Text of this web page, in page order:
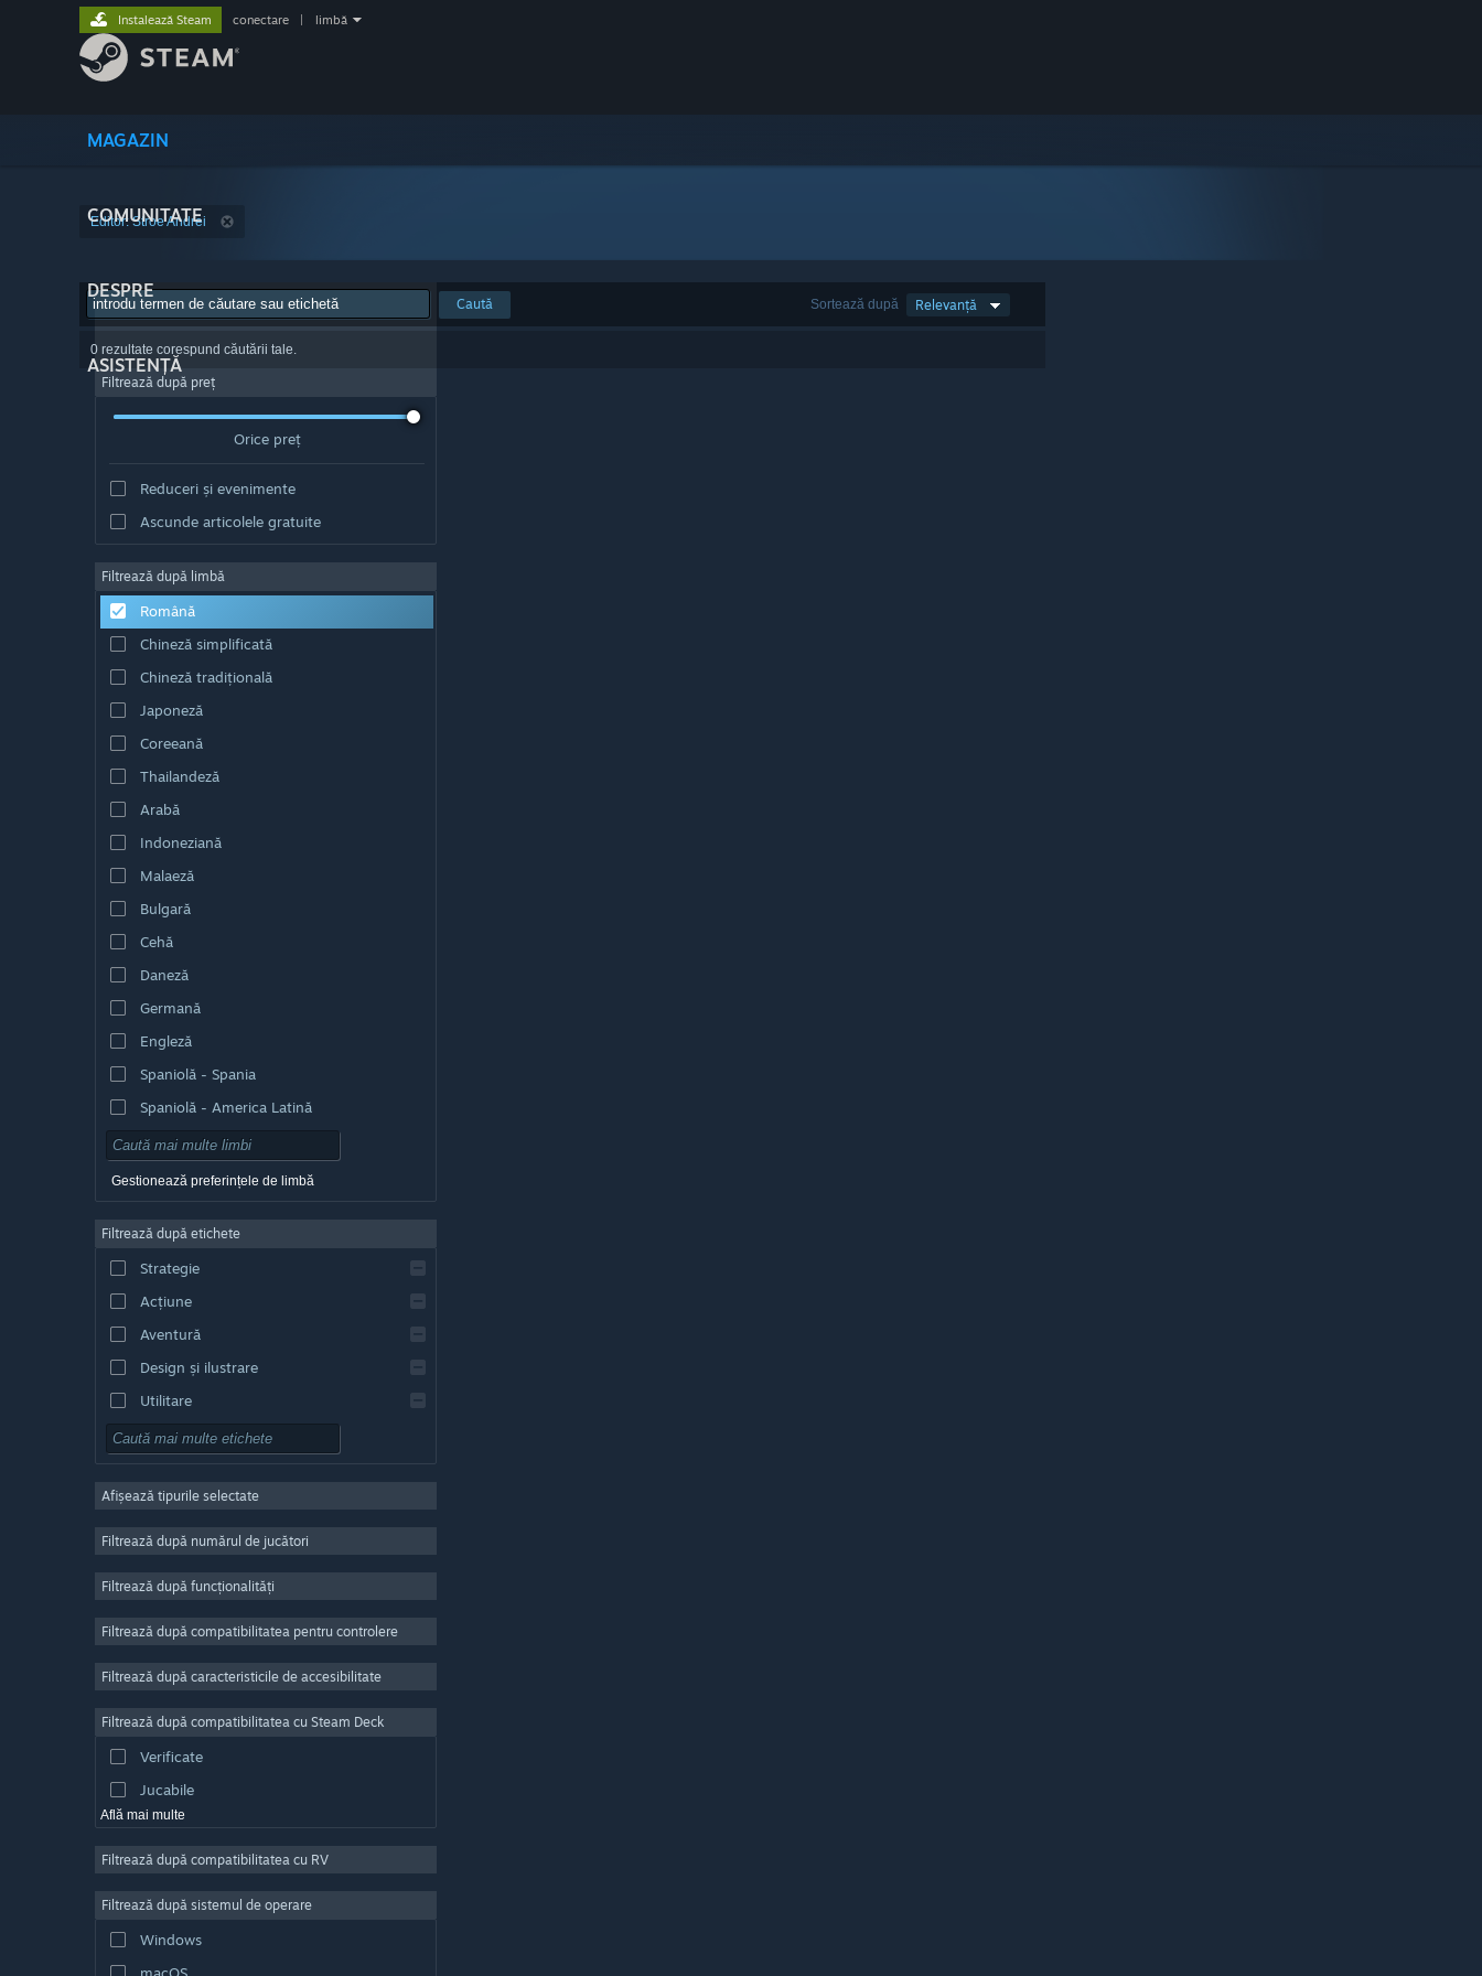
MAGAZIN
COMUNITATE
DESPRE
ASISTENȚĂ
Instalează Steam conectare limbă
Editor: Stroe Andrei
Sortează după Relevanță
Caută
0 rezultate corespund căutării tale.
Filtrează după preț
Orice preț
Reduceri și evenimente
Ascunde articolele gratuite
Filtrează după limbă
Română
Chineză simplificată
Chineză tradițională
Japoneză
Coreeană
Thailandeză
Arabă
Indoneziană
Malaeză
Bulgară
Cehă
Daneză
Germană
Engleză
Spaniolă - Spania
Spaniolă - America Latină
Gestionează preferințele de limbă
Filtrează după etichete
Strategie
Acțiune
Aventură
Design și ilustrare
Utilitare
Gratuit
Număr masiv de jucători
Indie
Casual
Simulare
Producție video
Editare de fotografii
Afișează tipurile selectate
Filtrează după numărul de jucători
Filtrează după funcționalități
Filtrează după compatibilitatea pentru controlere
Filtrează după caracteristicile de accesibilitate
Filtrează după compatibilitatea cu Steam Deck
Verificate
Jucabile
Află mai multe
Filtrează după compatibilitatea cu RV
Filtrează după sistemul de operare
Windows